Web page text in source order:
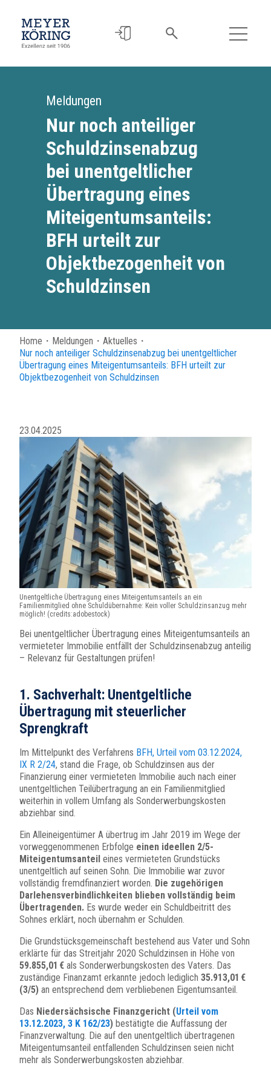
Meldungen
Nur noch anteiliger
Schuldzinsenabzug
bei unentgeltlicher
Übertragung eines
Miteigentumsanteils:
BFH urteilt zur
Objektbezogenheit von
Schuldzinsen
Home ・ Meldungen ・ Aktuelles ・
Nur noch anteiliger Schuldzinsenabzug bei unentgeltlicher
Übertragung eines Miteigentumsanteils: BFH urteilt zur
Objektbezogenheit von Schuldzinsen
23.04.2025
Unentgeltliche Übertragung eines Miteigentumsanteils an ein
Familienmitglied ohne Schuldübernahme: Kein voller Schuldzinsanzug mehr
möglich! (credits:adobestock)
Bei unentgeltlicher Übertragung eines Miteigentumsanteils an
vermieteter Immobilie entfällt der Schuldzinsenabzug anteilig
– Relevanz für Gestaltungen prüfen!
1. Sachverhalt: Unentgeltliche
Übertragung mit steuerlicher
Sprengkraft
Im Mittelpunkt des Verfahrens BFH, Urteil vom 03.12.2024,
IX R 2/24, stand die Frage, ob Schuldzinsen aus der
Finanzierung einer vermieteten Immobilie auch nach einer
unentgeltlichen Teilübertragung an ein Familienmitglied
weiterhin in vollem Umfang als Sonderwerbungskosten
abziehbar sind.
Ein Alleineigentümer A übertrug im Jahr 2019 im Wege der
vorweggenommenen Erbfolge einen ideellen 2/5-
Miteigentumsanteil eines vermieteten Grundstücks
unentgeltlich auf seinen Sohn. Die Immobilie war zuvor
vollständig fremdfinanziert worden. Die zugehörigen
Darlehensverbindlichkeiten blieben vollständig beim
Übertragenden. Es wurde weder ein Schuldbeitritt des
Sohnes erklärt, noch übernahm er Schulden.
Die Grundstücksgemeinschaft bestehend aus Vater und Sohn
erklärte für das Streitjahr 2020 Schuldzinsen in Höhe von
59.855,01 € als Sonderwerbungskosten des Vaters. Das
zuständige Finanzamt erkannte jedoch lediglich 35.913,01 €
(3/5) an entsprechend dem verbliebenen Eigentumsanteil.
Das Niedersächsische Finanzgericht (Urteil vom
13.12.2023, 3 K 162/23) bestätigte die Auffassung der
Finanzverwaltung. Die auf den unentgeltlich übertragenen
Miteigentumsanteil entfallenden Schuldzinsen seien nicht
mehr als Sonderwerbungskosten abziehbar.